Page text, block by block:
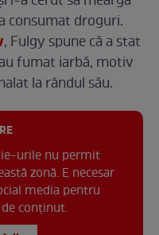
consumat droguri.
, Fulgy spune că a stat
fumat iarbă, motiv
la rândul său.
urile nu permit
zonă. E necesar
media pentru
conținut.